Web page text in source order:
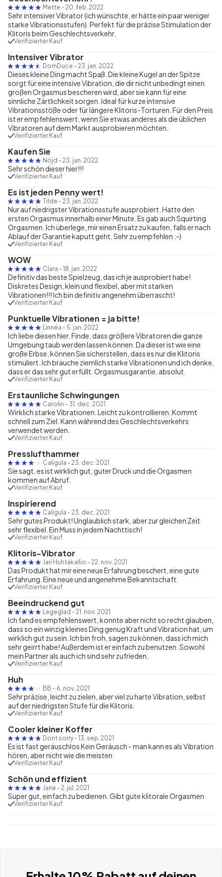
Mette - 20. feb. 2022
Sehr intensiver Vibrator (ich wünschte, er hätte ein paar weniger
starke Vibrationsstufen). Perfekt für die präzise Stimulation der
Klitoris beim Geschlechtsverkehr.
Verifizierter Kauf
Intensiver Vibrator
DomDuce - 23. jan. 2022
Dieses kleine Ding macht Spaß. Die kleine Kugel an der Spitze
sorgt für eine intensive Vibration, die dir nicht unbedingt einen
großen Orgasmus bescheren wird, aber sie kann für eine
sinnliche Zärtlichkeit sorgen. Ideal für kurze intensive
Vibrationsstöße oder für längere Klitoris-Torturen. Für den Preis
ist er empfehlenswert, wenn Sie etwas anderes als die üblichen
Vibratoren auf dem Markt ausprobieren möchten.
Verifizierter Kauf
Kaufen Sie
Nöjd - 23. jan. 2022
Sehr schön dieser hier!!!
Verifizierter Kauf
Es ist jeden Penny wert!
Tilde - 23. jan. 2022
Nur auf niedrigster Vibrationsstufe ausprobiert. Hatte den
ersten Orgasmus innerhalb einer Minute. Es gab auch Squirting
Orgasmen. Ich überlege, mir einen Ersatz zu kaufen, falls er nach
Ablauf der Garantie kaputt geht. Sehr zu empfehlen :-)
Verifizierter Kauf
WOW
Clara - 18. jan. 2022
Definitiv das beste Spielzeug, das ich je ausprobiert habe!
Diskretes Design, klein und flexibel, aber mit starken
Vibrationen!!! Ich bin definitiv angenehm überrascht!
Verifizierter Kauf
Punktuelle Vibrationen = ja bitte!
Linnéa - 5. jan. 2022
Ich liebe diesen hier. Finde, dass größere Vibratoren die ganze
Umgebung taub werden lassen können. Da dieser ist wie eine
große Erbse, können Sie sicherstellen, dass es nur die Klitoris
stimuliert. Ich brauche ziemlich starke Vibrationen und ich denke,
dass er das sehr gut erfüllt. Orgasmusgarantie, absolut.
Verifizierter Kauf
Erstaunliche Schwingungen
Carolin - 31. dec. 2021
Wirklich starke Vibrationen. Leicht zu kontrollieren. Kommt
schnell zum Ziel. Kann während des Geschlechtsverkehrs
verwendet werden.
Verifizierter Kauf
Presslufthammer
Caligula - 23. dec. 2021
Sie sagt, es ist wirklich gut, guter Druck und die Orgasmen
kommen auf Abruf.
Verifizierter Kauf
Inspirierend
Caligula - 23. dec. 2021
Sehr gutes Produkt! Unglaublich stark, aber zur gleichen Zeit
sehr flexibel. Ein Muss in jedem Nachttisch!
Verifizierter Kauf
Klitoris-Vibrator
Jari Huhtakallio - 22. nov. 2021
Das Produkt hat mir eine neue Erfahrung beschert, eine gute
Erfahrung. Eine neue und angenehme Bekanntschaft.
Verifizierter Kauf
Beeindruckend gut
Legeglad - 21. nov. 2021
Ich fand es empfehlenswert, konnte aber nicht so recht glauben,
dass so ein winzig kleines Ding genug Kraft und Vibration hat, um
wirklich gut zu sein. Ich bin froh, sagen zu können, dass ich mich
sehr geirrt habe! Außerdem ist er einfach zu benutzen. Sowohl
mein Partner als auch ich sind sehr zufrieden.
Verifizierter Kauf
Huh
BB - 6. nov. 2021
Sehr präzise, leicht zu zielen, aber viel zu harte Vibration, selbst
auf der niedrigsten Stufe für die Klitoris.
Verifizierter Kauf
Cooler kleiner Koffer
Dont sorry - 13. sep. 2021
Es ist fast geräuschlos Kein Geräusch - man kann es als Vibration
hören, aber nicht wie die meisten
Verifizierter Kauf
Schön und effizient
Jane - 2. jul. 2021
Super gut, einfach zu bedienen. Gibt gute klitorale Orgasmen
Verifizierter Kauf